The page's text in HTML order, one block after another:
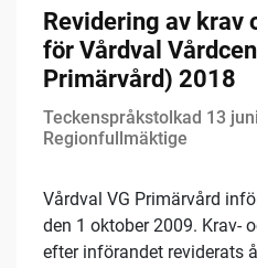
Revidering av krav
för Vårdval
Primärvård) 2018
Teckenspråkstolkad 13
Regionfullmäktige
Vårdval VG Primärvård
den 1 oktober 2009. Krav-
efter införandet reviderats